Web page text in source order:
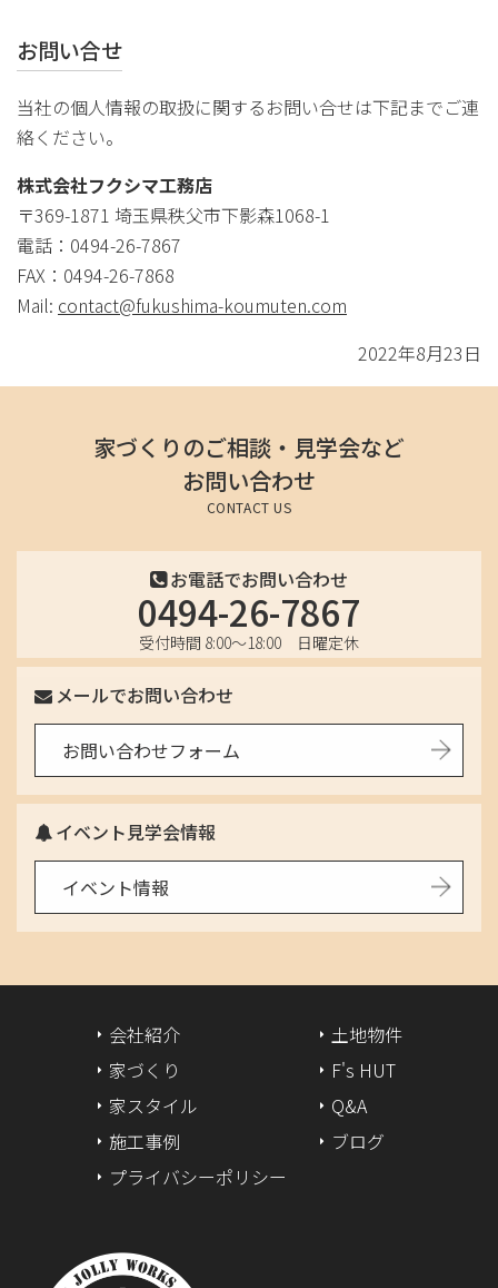
お問い合せ
当社の個人情報の取扱に関するお問い合せは下記までご連
絡ください。
株式会社フクシマ工務店
〒369-1871 埼玉県秩父市下影森1068-1
電話：0494-26-7867
FAX：0494-26-7868
Mail: contact@fukushima-koumuten.com
2022年8月23日
家づくりのご相談・見学会など
お問い合わせ
CONTACT US
お電話でお問い合わせ
0494-26-7867
受付時間 8:00〜18:00 日曜定休
メールでお問い合わせ
お問い合わせフォーム
イベント見学会情報
イベント情報
会社紹介
家づくり
家スタイル
施工事例
プライバシーポリシー
土地物件
F's HUT
Q&A
ブログ